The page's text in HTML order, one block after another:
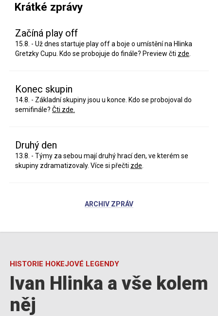
Krátké zprávy
Začíná play off
15.8. - Už dnes startuje play off a boje o umístění na Hlinka
Gretzky Cupu. Kdo se probojuje do finále? Preview čti zde
Konec skupin
14.8. - Základní skupiny jsou u konce. Kdo se probojoval do
semifinále? Čti zde.
Druhý den
13.8. - Týmy za sebou mají druhý hrací den, ve kterém se
skupiny zdramatizovaly. Více si přečti zde
ARCHIV ZPRÁV
HISTORIE HOKEJOVÉ LEGENDY
Ivan Hlinka a vše kolem
něj